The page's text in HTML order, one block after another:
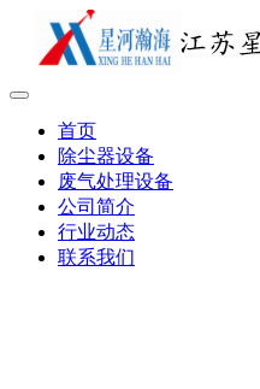
首页
除尘器设备
废气处理设备
公司简介
行业动态
联系我们